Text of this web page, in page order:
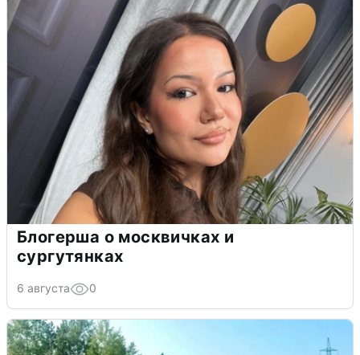
Блогерша о москвичках и
сургутянках
6 августа 0